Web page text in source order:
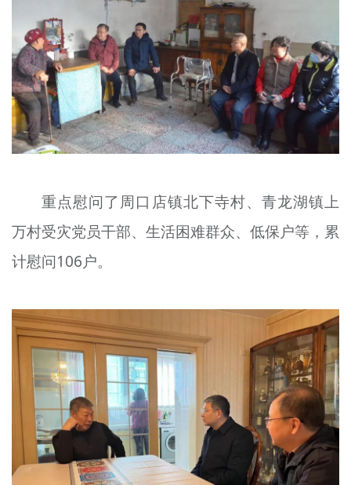
重点慰问了周口店镇北下寺村、青龙湖镇上
万村受灾党员干部、生活困难群众、低保户等，累
计慰问106户。